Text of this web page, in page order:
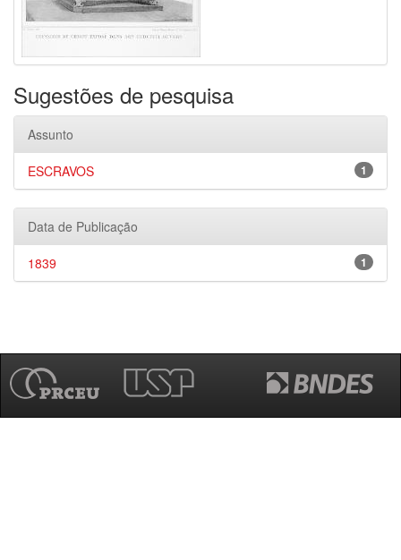
Sugestões de pesquisa
Assunto
1
ESCRAVOS
Data de Publicação
1
1839